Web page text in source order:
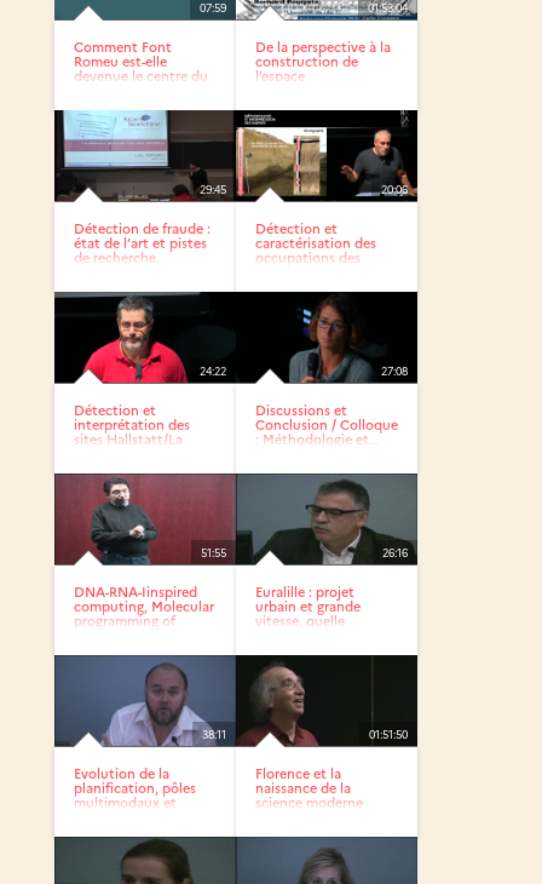
07:59
Comment Font
Romeu est-elle
devenue le centre du
01:53:04
De la perspective à la
construction de
l’espace
29:45
Détection de fraude :
état de l’art et pistes
de recherche.
20:06
Détection et
caractérisation des
occupations des
24:22
Détection et
interprétation des
sites Hallstatt/La
27:08
Discussions et
Conclusion / Colloque
: Méthodologie et...
51:55
DNA-RNA-Iinspired
computing, Molecular
programming of
26:16
Euralille : projet
urbain et grande
vitesse, quelle
38:11
Evolution de la
planification, pôles
multimodaux et
01:51:50
Florence et la
naissance de la
science moderne